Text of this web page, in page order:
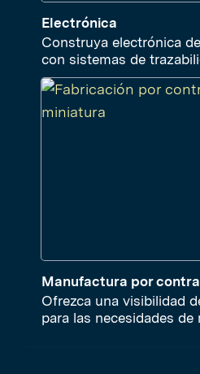
Electrónica
Construya electrónica
con sistemas de
Manufactura por
Ofrezca una visibilidad
para las necesidades